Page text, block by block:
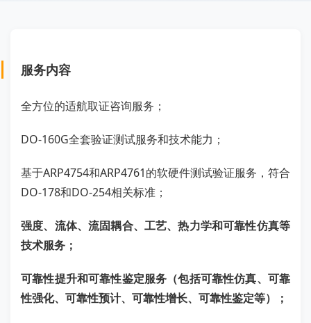
服务内容
全方位的适航取证咨询服务；
DO-160G全套验证测试服务和技术能力；
基于ARP4754和ARP4761的软硬件测试验证服务，符合
DO-178和DO-254相关标准；
强度、流体、流固耦合、工艺、热力学和可靠性仿真等
技术服务；
可靠性提升和可靠性鉴定服务（包括可靠性仿真、可靠
性强化、可靠性预计、可靠性增长、可靠性鉴定等）；